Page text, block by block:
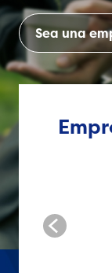
Sea una